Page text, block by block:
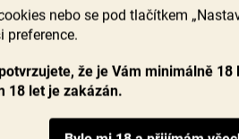
nebo se pod tlačítkem
preference.
že je Vám minimálně 18
18 let je zakázán.
v oblastech Ontario,
a s minerálními nuancemi.